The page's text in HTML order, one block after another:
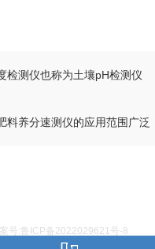
检测仪也称为土壤pH检测仪
料养分速测仪的应用范围广泛
号:鲁ICP备2022029621号-8